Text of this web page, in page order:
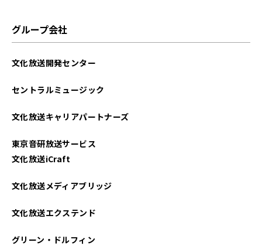
グループ会社
文化放送開発センター
セントラルミュージック
文化放送キャリアパートナーズ
東京音研放送サービス
文化放送iCraft
文化放送メディアブリッジ
文化放送エクステンド
グリーン・ドルフィン